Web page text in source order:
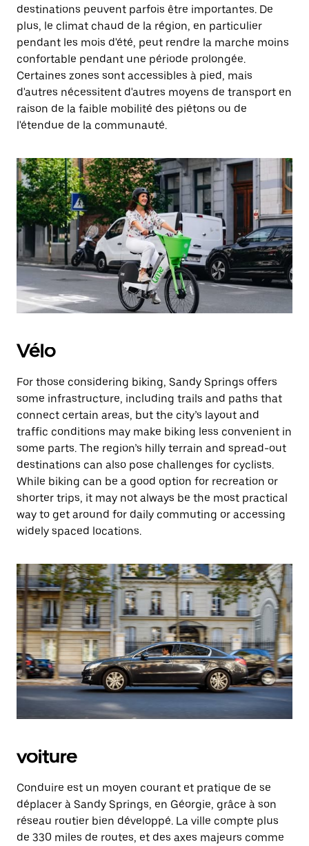
destinations peuvent parfois être importantes. De
plus, le climat chaud de la région, en particulier
pendant les mois d'été, peut rendre la marche moins
confortable pendant une période prolongée.
Certaines zones sont accessibles à pied, mais
d'autres nécessitent d'autres moyens de transport en
raison de la faible mobilité des piétons ou de
l'étendue de la communauté.
Vélo
For those considering biking, Sandy Springs offers
some infrastructure, including trails and paths that
connect certain areas, but the city’s layout and
traffic conditions may make biking less convenient in
some parts. The region’s hilly terrain and spread-out
destinations can also pose challenges for cyclists.
While biking can be a good option for recreation or
shorter trips, it may not always be the most practical
way to get around for daily commuting or accessing
widely spaced locations.
voiture
Conduire est un moyen courant et pratique de se
déplacer à Sandy Springs, en Géorgie, grâce à son
réseau routier bien développé. La ville compte plus
de 330 miles de routes, et des axes majeurs comme